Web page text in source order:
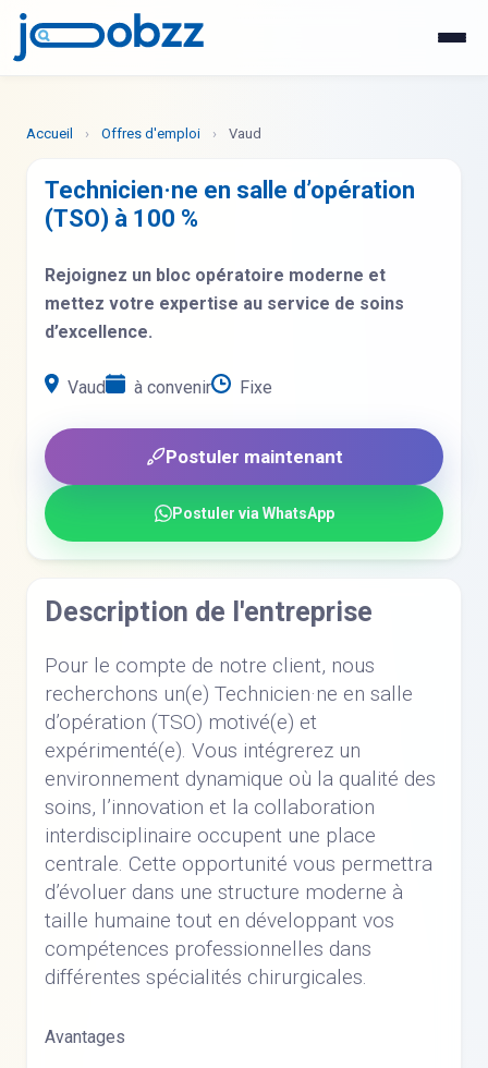
Accueil › Offres d'emploi › Vaud
Technicien·ne en salle d’opération
(TSO) à 100 %
Rejoignez un bloc opératoire moderne et
mettez votre expertise au service de soins
d’excellence.
Vaud à convenir Fixe
Postuler maintenant
Postuler via WhatsApp
Description de l'entreprise
Pour le compte de notre client, nous
recherchons un(e) Technicien·ne en salle
d’opération (TSO) motivé(e) et
expérimenté(e). Vous intégrerez un
environnement dynamique où la qualité des
soins, l’innovation et la collaboration
interdisciplinaire occupent une place
centrale. Cette opportunité vous permettra
d’évoluer dans une structure moderne à
taille humaine tout en développant vos
compétences professionnelles dans
différentes spécialités chirurgicales.
Avantages